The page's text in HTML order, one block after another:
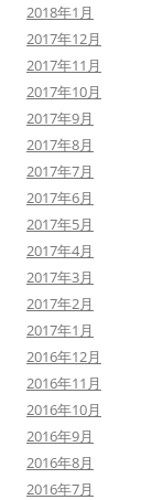
2018年1月
2017年12月
2017年11月
2017年10月
2017年9月
2017年8月
2017年7月
2017年6月
2017年5月
2017年4月
2017年3月
2017年2月
2017年1月
2016年12月
2016年11月
2016年10月
2016年9月
2016年8月
2016年7月